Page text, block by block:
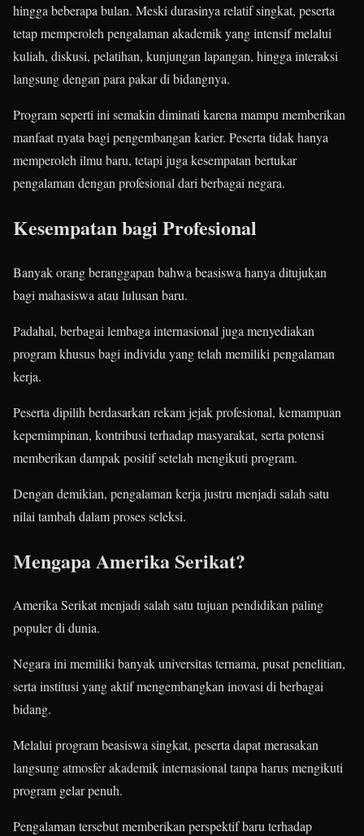
hingga beberapa bulan. Meski durasinya relatif singkat, peserta
tetap memperoleh pengalaman akademik yang intensif melalui
kuliah, diskusi, pelatihan, kunjungan lapangan, hingga interaksi
langsung dengan para pakar di bidangnya.
Program seperti ini semakin diminati karena mampu memberikan
manfaat nyata bagi pengembangan karier. Peserta tidak hanya
memperoleh ilmu baru, tetapi juga kesempatan bertukar
pengalaman dengan profesional dari berbagai negara.
Kesempatan bagi Profesional
Banyak orang beranggapan bahwa beasiswa hanya ditujukan
bagi mahasiswa atau lulusan baru.
Padahal, berbagai lembaga internasional juga menyediakan
program khusus bagi individu yang telah memiliki pengalaman
kerja.
Peserta dipilih berdasarkan rekam jejak profesional, kemampuan
kepemimpinan, kontribusi terhadap masyarakat, serta potensi
memberikan dampak positif setelah mengikuti program.
Dengan demikian, pengalaman kerja justru menjadi salah satu
nilai tambah dalam proses seleksi.
Mengapa Amerika Serikat?
Amerika Serikat menjadi salah satu tujuan pendidikan paling
populer di dunia.
Negara ini memiliki banyak universitas ternama, pusat penelitian,
serta institusi yang aktif mengembangkan inovasi di berbagai
bidang.
Melalui program beasiswa singkat, peserta dapat merasakan
langsung atmosfer akademik internasional tanpa harus mengikuti
program gelar penuh.
Pengalaman tersebut memberikan perspektif baru terhadap